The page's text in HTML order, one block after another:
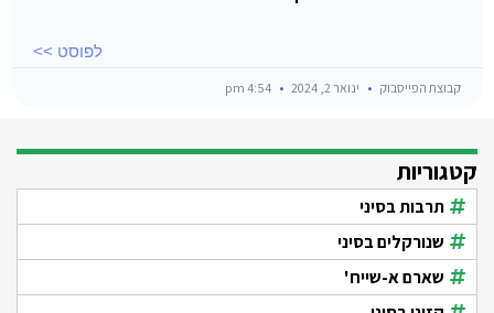
לפוסט >>
קבוצת הפייסבוק ינואר 2, 2024
קטגוריות
תרבות בסיני
שנורקלים בסיני
שארם א-שייח'